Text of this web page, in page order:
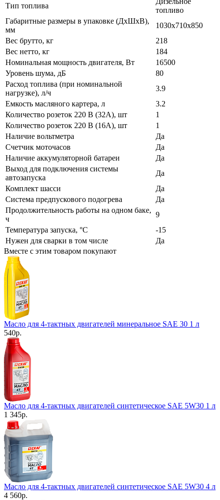
Тип топлива
топливо
Габаритные размеры в упаковке (ДхШхВ),
мм
1030х710х850
Вес брутто, кг
218
Вес нетто, кг
184
Номинальная мощность двигателя, Вт
16500
Уровень шума, дБ
80
Расход топлива (при номинальной
нагрузке), л/ч
3.9
Емкость масляного картера, л
3.2
Количество розеток 220 В (32А), шт
1
Количество розеток 220 В (16А), шт
1
Наличие вольтметра
Да
Счетчик моточасов
Да
Наличие аккумуляторной батареи
Да
Выход для подключения системы
автозапуска
Да
Комплект шасси
Да
Система предпускового подогрева
Да
Продолжительность работы на одном баке,
ч
9
Температура запуска, °С
-15
Нужен для сварки в том числе
Да
Вместе с этим товаром покупают
Масло для 4-тактных двигателей минеральное SAE 30 1 л
540р.
Масло для 4-тактных двигателей синтетическое SAE 5W30 1 л
1 345р.
Масло для 4-тактных двигателей синтетическое SAE 5W30 4 л
4 560р.